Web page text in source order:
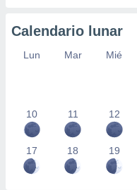
Calendario lunar
Lun Mar Mié
10 11 12
17 18 19